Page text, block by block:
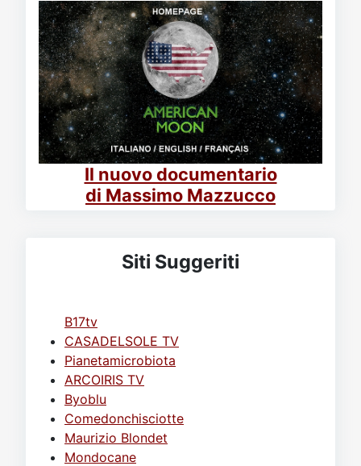
Il nuovo documentario
di Massimo Mazzucco
Siti Suggeriti
B17tv
CASADELSOLE TV
Pianetamicrobiota
ARCOIRIS TV
Byoblu
Comedonchisciotte
Maurizio Blondet
Mondocane